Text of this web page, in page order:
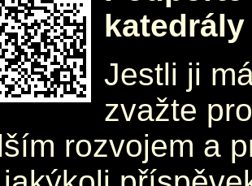
katedrály
Jestli ji
zvažte
rozvojem a